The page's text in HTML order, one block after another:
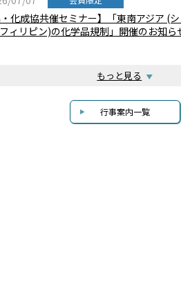
・化成協共催セミナー】「東南アジア (
ィリピン)の化学品規制」開催のお知
もっと見る
行事案内一覧